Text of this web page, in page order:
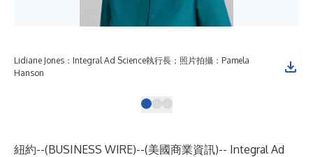
Lidiane Jones：Integral Ad Science執行長；照片拍攝：Pamela
Hanson
紐約--(BUSINESS WIRE)--(美國商業資訊)-- Integral Ad